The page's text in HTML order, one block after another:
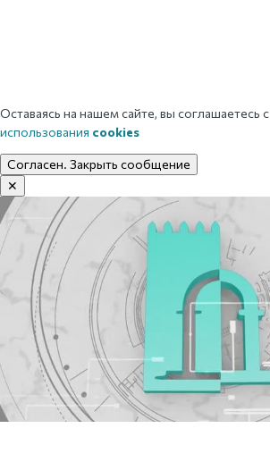
Оставаясь на нашем сайте, вы соглашаетесь с
использования cookies
Согласен. Закрыть сообщение
✕